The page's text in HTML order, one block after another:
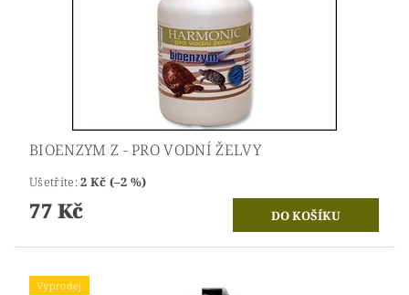
BIOENZYM Z - PRO VODNÍ ŽELVY
Ušetříte:2 Kč (–2 %)
77 Kč
Výprodej